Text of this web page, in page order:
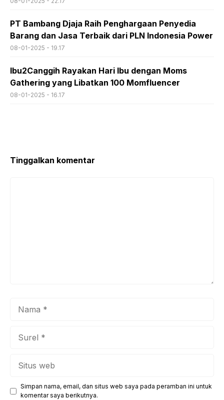
PT Bambang Djaja Raih Penghargaan Penyedia
Barang dan Jasa Terbaik dari PLN Indonesia Power
08-01-2025 - 19.17
Ibu2Canggih Rayakan Hari Ibu dengan Moms
Gathering yang Libatkan 100 Momfluencer
08-01-2025 - 16.17
Tinggalkan komentar
Simpan nama, email, dan situs web saya pada peramban ini untuk
komentar saya berikutnya.